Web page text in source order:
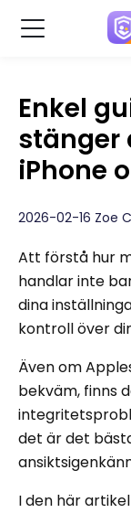
Enkel
stänger
iPhone
2026-02-16 Zoe
Att förstå hur
handlar inte
dina
kontroll över
Även om
bekväm, finns
det är det
I den här